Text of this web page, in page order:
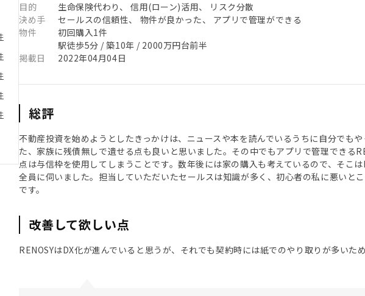
目的
生命保険代わり、 信用(ローン)活用、 リスク分散
決め手
セールスの信頼性、 物件が良かった、 アプリで管理ができる
物件
初回購入1件
駅徒歩5分 / 築10年 / 2000万円台前半
掲載日
2022年04月04日
総評
不動産投資を始めようとしたきっかけは、ニュースや本を読んでいるうちに自分でも
た、家族に残債無しで遺せる点も良いと思いました。その中でもアプリで管理できる
点は与信枠を使用してしまうことです。数年後には家の購入も考えているので、そこ
全員に伺いました。担当していただいたセールスは知識が多く、初心者の私に悪いと
です。
改善して欲しい点
RENOSYはDX化が進んでいると思うが、それでも契約時には紙でのやり取りが多いた